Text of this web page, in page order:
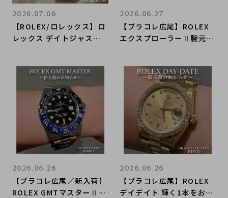
【ROLEX/ロレックス】ロ
レックス デイトジャスト
取もブランドコレクト麻布
十番店にお任せください！
2026.07.06
【ブラコレ広尾】ROLEX
エクスプローラーⅡ腕元を
2026.06.27
【ブラコレ広尾／新入荷】
ROLEX GMTマスターⅡ
2026.06.26
【ブラコレ広尾】ROLEX
デイデイト 輝く1本をおす
2026.06.26